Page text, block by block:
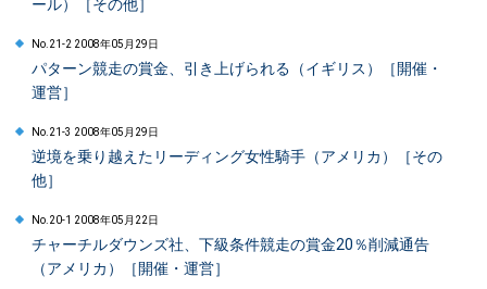
ール）［その他］
No.21-2 2008年05月29日
パターン競走の賞金、引き上げられる（イギリス）［開催・
運営］
No.21-3 2008年05月29日
逆境を乗り越えたリーディング女性騎手（アメリカ）［その
他］
No.20-1 2008年05月22日
チャーチルダウンズ社、下級条件競走の賞金20％削減通告
（アメリカ）［開催・運営］